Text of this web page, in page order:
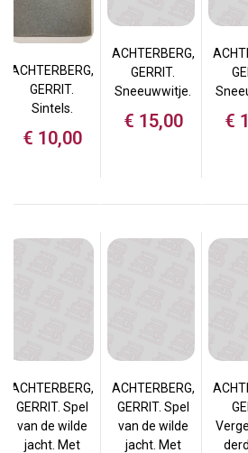
ACHTERBERG,
GERRIT.
Sintels.
€ 10,00
ACHTERBERG,
GERRIT.
Sneeuwwitje.
€ 15,00 €
ACHTERBERG,
GERRIT. Spel
van de wilde
jacht. Met
ACHTERBERG,
GERRIT. Spel
van de wilde
jacht. Met